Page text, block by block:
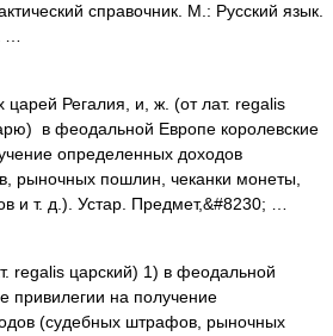
справочник. М.: Русский язык.
царей Регалия, и, ж. (от лат. regalis
в феодальной Европе королевские
определенных доходов
рыночных пошлин, чеканки монеты,
и т. д.). Устар. Предмет,&#8230; …
regalis царский) 1) в феодальной
привилегии на получение
(судебных штрафов, рыночных